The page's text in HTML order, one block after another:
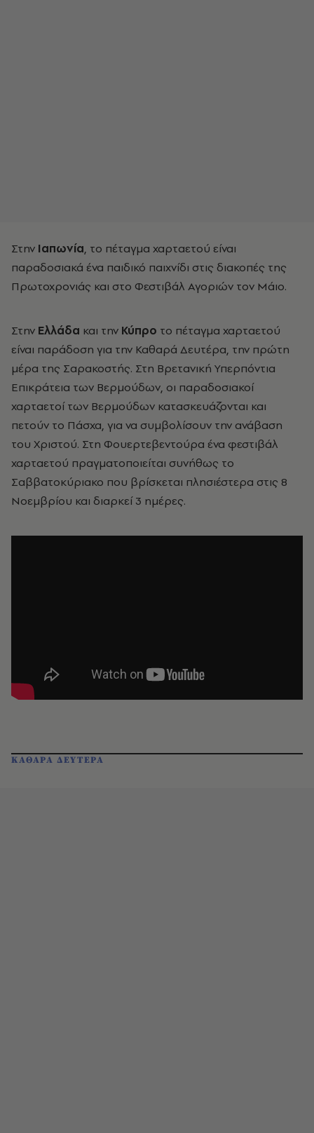
Στην Ιαπωνία, το πέταγμα χαρταετού είναι
παραδοσιακά ένα παιδικό παιχνίδι στις διακοπές της
Πρωτοχρονιάς και στο Φεστιβάλ Αγοριών τον Μάιο.
Στην Ελλάδα και την Κύπρο το πέταγμα χαρταετού
είναι παράδοση για την Καθαρά Δευτέρα, την πρώτη
μέρα της Σαρακοστής. Στη Βρετανική Υπερπόντια
Επικράτεια των Βερμούδων, οι παραδοσιακοί
χαρταετοί των Βερμούδων κατασκευάζονται και
πετούν το Πάσχα, για να συμβολίσουν την ανάβαση
του Χριστού. Στη Φουερτεβεντούρα ένα φεστιβάλ
χαρταετού πραγματοποιείται συνήθως το
Σαββατοκύριακο που βρίσκεται πλησιέστερα στις 8
Νοεμβρίου και διαρκεί 3 ημέρες.
ΚΑΘΑΡΑ ΔΕΥΤΕΡΑ